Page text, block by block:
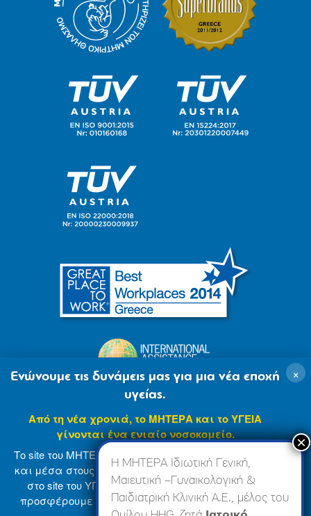
© 2007-2024 ΜΗΤΕΡΑ Α.Ε Όροι Χρήσης
Η ΜΗΤΕΡΑ Ιδιωτική Γενική,
Μαιευτική –Γυναικολογική &
Παιδιατρική Κλινική Α.Ε., μέλος του
×
Ενώνουμε τις δυνάμεις μας για μια νέα εποχή
υγείας.
Από τη νέα χρονιά, το ΜΗΤΕΡΑ και το ΥΓΕΙΑ
γίνονται ένα ενιαίο νοσοκομείο.
Το site του ΜΗΤΕΡΑ βρίσκεται σε φάση ανανέωσης
και μέσα στους επόμενους μήνες θα ενσωματωθεί
στο site του ΥΓΕΙΑ (www.hygeia.gr), ώστε να σας
προσφέρουμε μια πιο ολοκληρωμένη και ενιαία